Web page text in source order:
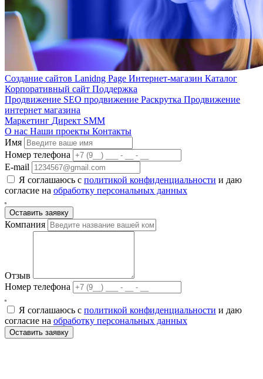
Создание сайтов Lanidng Page Интернет-магазин Каталог
Корпоративный сайт Поддержка
Продвижение SEO продвижение Раскрутка Продвижение
интернет магазина
Маркетинг Директ SMM
О нас Наши проекты Контакты
Имя
Номер телефона
E-mail
Я соглашаюсь с политикой конфиденциальности и даю
согласие на обработку персональных данных
Компания
Отзыв
Номер телефона
Я соглашаюсь с политикой конфиденциальности и даю
согласие на обработку персональных данных